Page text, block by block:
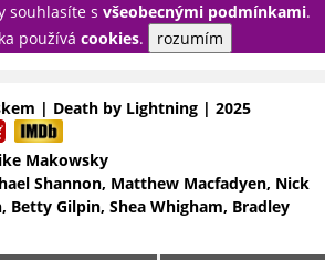
souhlasíte s všeobecnými podmínkami.
používá cookies. rozumím
PŘIHLÁSIT
| Death by Lightning | 2025
Makowsky
Shannon, Matthew Macfadyen, Nick
Betty Gilpin, Shea Whigham, Bradley